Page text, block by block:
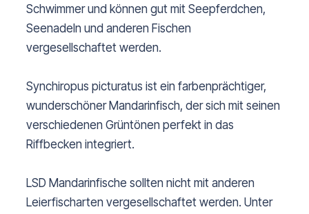
Schwimmer und können gut mit Seepferdchen,
Seenadeln und anderen Fischen
vergesellschaftet werden.
Synchiropus picturatus ist ein farbenprächtiger,
wunderschöner Mandarinfisch, der sich mit seinen
verschiedenen Grüntönen perfekt in das
Riffbecken integriert.
LSD Mandarinfische sollten nicht mit anderen
Leierfischarten vergesellschaftet werden. Unter